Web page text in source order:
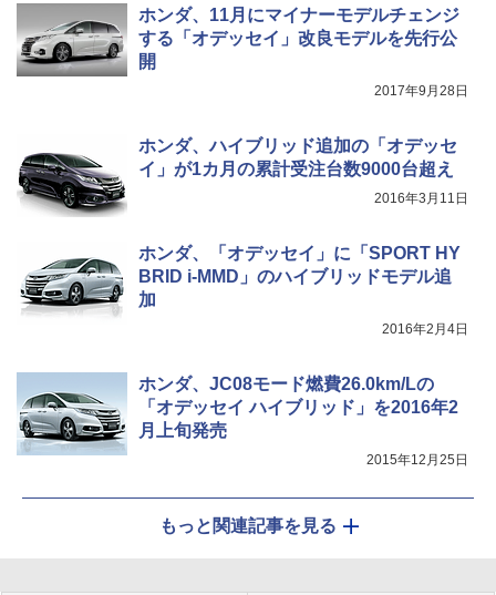
ホンダ、11月にマイナーモデルチェンジ
する「オデッセイ」改良モデルを先行公
開
2017年9月28日
ホンダ、ハイブリッド追加の「オデッセ
イ」が1カ月の累計受注台数9000台超え
2016年3月11日
ホンダ、「オデッセイ」に「SPORT HY
BRID i-MMD」のハイブリッドモデル追
加
2016年2月4日
ホンダ、JC08モード燃費26.0km/Lの
「オデッセイ ハイブリッド」を2016年2
月上旬発売
2015年12月25日
もっと関連記事を見る